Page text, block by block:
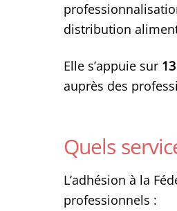
distribution
Elle s’appuie sur
auprès des
Quels
L’adhésion à la
professionnels :